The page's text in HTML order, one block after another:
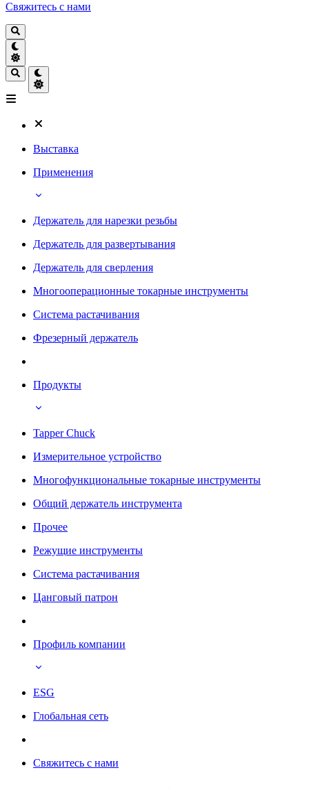
Свяжитесь с нами
Выставка
Применения
Держатель для нарезки резьбы
Держатель для развертывания
Держатель для сверления
Многооперационные токарные инструменты
Система растачивания
Фрезерный держатель
Продукты
Tapper Chuck
Измерительное устройство
Многофункциональные токарные инструменты
Общий держатель инструмента
Прочее
Режущие инструменты
Система растачивания
Цанговый патрон
Профиль компании
ESG
Глобальная сеть
Свяжитесь с нами